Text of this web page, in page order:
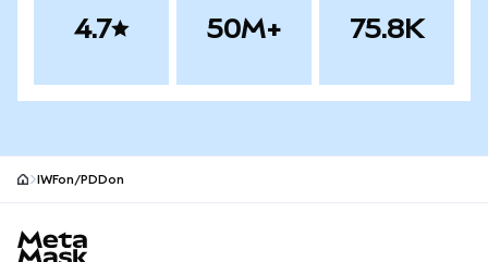
4.7 50M+ 75.8K
IWFon/PDDon